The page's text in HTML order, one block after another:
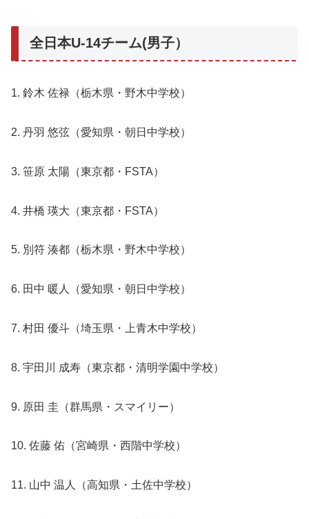
全日本U-14チーム(男子）
1. 鈴木 佐禄（栃木県・野木中学校）
2. 丹羽 悠弦（愛知県・朝日中学校）
3. 笹原 太陽（東京都・FSTA）
4. 井橋 瑛大（東京都・FSTA）
5. 別符 湊都（栃木県・野木中学校）
6. 田中 暖人（愛知県・朝日中学校）
7. 村田 優斗（埼玉県・上青木中学校）
8. 宇田川 成寿（東京都・清明学園中学校）
9. 原田 圭（群馬県・スマイリー）
10. 佐藤 佑（宮崎県・西階中学校）
11. 山中 温人（高知県・土佐中学校）